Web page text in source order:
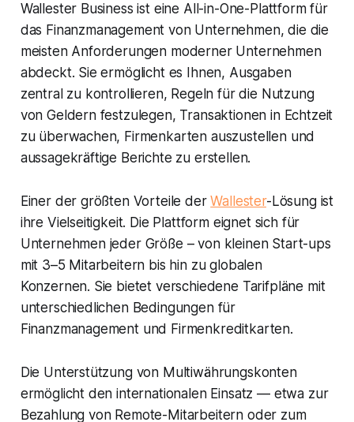
Wallester Business ist eine All-in-One-Plattform für
das Finanzmanagement von Unternehmen, die die
meisten Anforderungen moderner Unternehmen
abdeckt. Sie ermöglicht es Ihnen, Ausgaben
zentral zu kontrollieren, Regeln für die Nutzung
von Geldern festzulegen, Transaktionen in Echtzeit
zu überwachen, Firmenkarten auszustellen und
aussagekräftige Berichte zu erstellen.
Einer der größten Vorteile derWallester-Lösung ist
ihre Vielseitigkeit. Die Plattform eignet sich für
Unternehmen jeder Größe – von kleinen Start-ups
mit 3–5 Mitarbeitern bis hin zu globalen
Konzernen. Sie bietet verschiedene Tarifpläne mit
unterschiedlichen Bedingungen für
Finanzmanagement und Firmenkreditkarten.
Die Unterstützung von Multiwährungskonten
ermöglicht den internationalen Einsatz — etwa zur
Bezahlung von Remote-Mitarbeitern oder zum